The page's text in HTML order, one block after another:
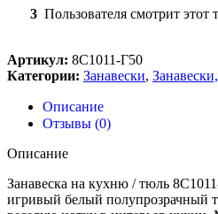
3 Пользователя смотрит этот
Артикул: 8С1011-Г50
Категории: Занавески,
Описание
Отзывы (0)
Описание
Занавеска на кухню / тюль
игривый белый полупрозрачный